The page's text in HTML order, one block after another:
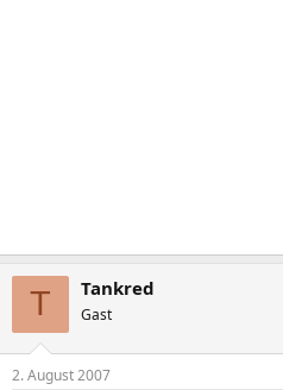
T Tankred
Gast
2. August 2007